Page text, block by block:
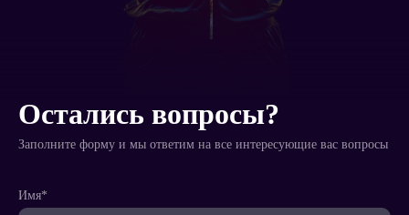
Остались вопросы?
Заполните форму и мы ответим на все интересующие вас вопросы
Имя*